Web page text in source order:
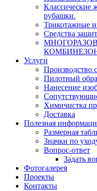
Классические
рубашки.
Трикотажные
Средства
Услуги
Производство
Пилотный
Нанесение
Химичистка
Доставка
Полезная
Размерная
Значки по
Вопрос-ответ
Задать
Фотогалерея
Проекты
Контакты